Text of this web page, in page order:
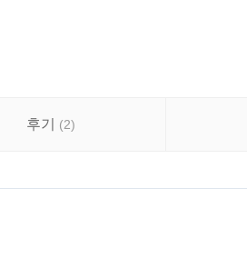
후기 (2)